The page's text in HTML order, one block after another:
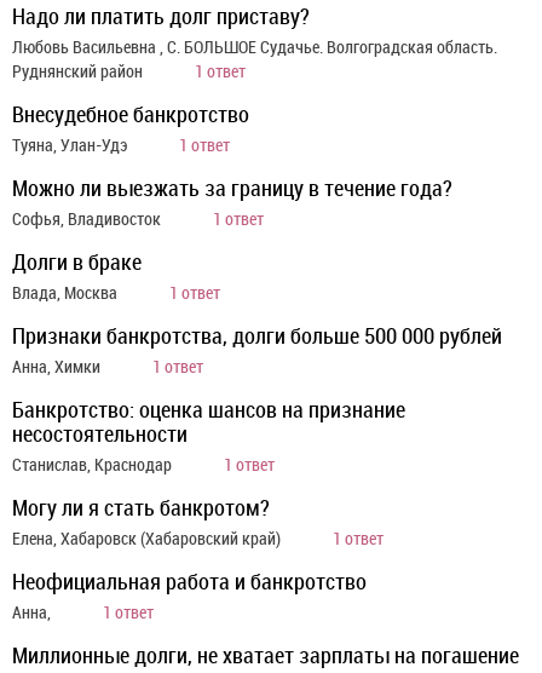
Надо ли платить долг приставу?
Любовь Васильевна , С. БОЛЬШОЕ Судачье. Волгоградская область.
Руднянский район
1 ответ
Внесудебное банкротство
Туяна, Улан-Удэ 1 ответ
Можно ли выезжать за границу в течение года?
Софья, Владивосток 1 ответ
Долги в браке
Влада, Москва 1 ответ
Признаки банкротства, долги больше 500 000 рублей
Анна, Химки 1 ответ
Банкротство: оценка шансов на признание
несостоятельности
Станислав, Краснодар 1 ответ
Могу ли я стать банкротом?
Елена, Хабаровск (Хабаровский край) 1 ответ
Неофициальная работа и банкротство
Анна, 1 ответ
Миллионные долги, не хватает зарплаты на погашение